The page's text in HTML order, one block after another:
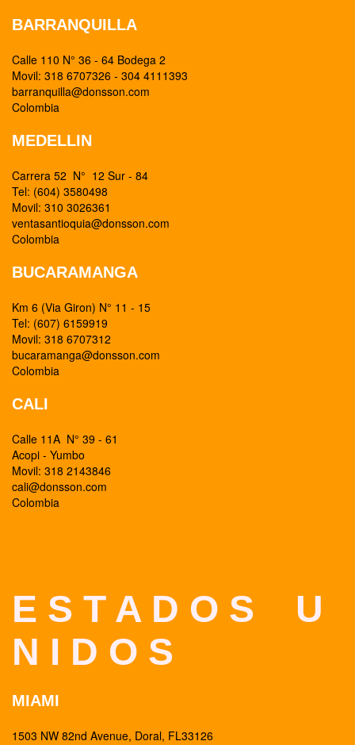
BARRANQUILLA
Calle 110 N° 36 - 64 Bodega 2
Movil: 318 6707326 - 304 4111393
barranquilla@donsson.com
Colombia
MEDELLIN
Carrera 52 N° 12 Sur - 84
Tel: (604) 3580498
Movil: 310 3026361
ventasantioquia@donsson.com
Colombia
BUCARAMANGA
Km 6 (Via Giron) N° 11 - 15
Tel: (607) 6159919
Movil: 318 6707312
bucaramanga@donsson.com
Colombia
CALI
Calle 11A N° 39 - 61
Acopi - Yumbo
Movil: 318 2143846
cali@donsson.com
Colombia
E S T A D O S U
N I D O S
MIAMI
1503 NW 82nd Avenue, Doral, FL33126